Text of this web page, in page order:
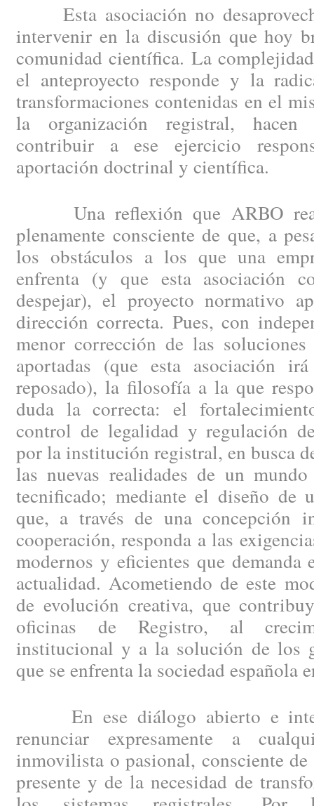
Esta asociación no
intervenir en la discusión que hoy
comunidad científica. La
el anteproyecto responde y la
transformaciones contenidas en el
la organización registral, hacen
contribuir a ese ejercicio
aportación doctrinal y científica.
Una reflexión que ARBO
plenamente consciente de que, a
los obstáculos a los que una
enfrenta (y que esta asociación
despejar), el proyecto normativo
dirección correcta. Pues, con
menor corrección de las
aportadas (que esta asociación
reposado), la filosofía a la que
duda la correcta: el
control de legalidad y regulación
por la institución registral, en busca
las nuevas realidades de un
tecnificado; mediante el diseño de
que, a través de una concepción
cooperación, responda a las
modernos y eficientes que
actualidad. Acometiendo de este
de evolución creativa, que
oficinas de Registro, al
institucional y a la solución de los
que se enfrenta la sociedad española
En ese diálogo abierto e
renunciar expresamente a
inmovilista o pasional, consciente
presente y de la necesidad de